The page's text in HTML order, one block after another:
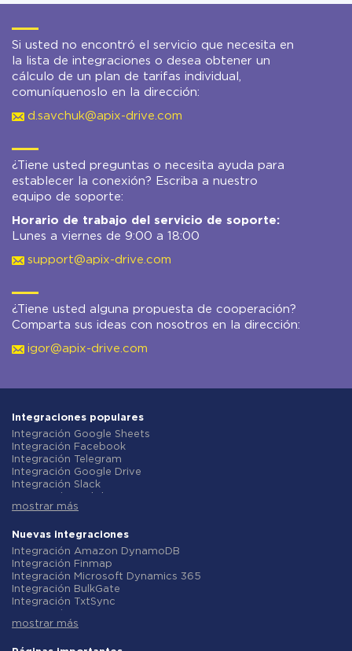
Si usted no encontró el servicio que necesita en
la lista de integraciones o desea obtener un
cálculo de un plan de tarifas individual,
comuníquenoslo en la dirección:
d.savchuk@apix-drive.com
¿Tiene usted preguntas o necesita ayuda para
establecer la conexión? Escriba a nuestro
equipo de soporte:
Horario de trabajo del servicio de soporte:
Lunes a viernes de 9:00 a 18:00
support@apix-drive.com
¿Tiene usted alguna propuesta de cooperación?
Comparta sus ideas con nosotros en la dirección:
igor@apix-drive.com
Integraciones populares
Integración Google Sheets
Integración Facebook
Integración Telegram
Integración Google Drive
Integración Slack
Integración Gmail
Integración ClickUp
Integración Airtable
Integración Google Contacts
Integración OpenAI (ChatGPT)
Integración Instagram
Integración ActiveCampaign
Integración Typeform
Integración Salesforce CRM
Integración Notion
mostrar más
Nuevas integraciones
Integración Amazon DynamoDB
Integración Finmap
Integración Microsoft Dynamics 365
Integración BulkGate
Integración TxtSync
Integración Corezoid
mostrar más